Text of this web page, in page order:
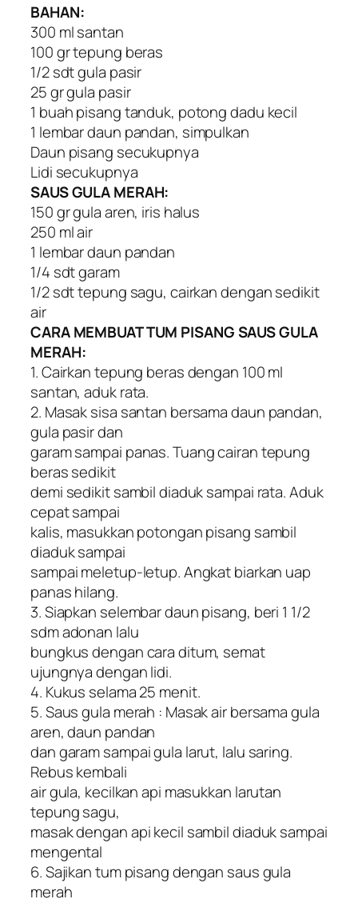
BAHAN:
300 ml santan
100 gr tepung beras
1/2 sdt gula pasir
25 gr gula pasir
1 buah pisang tanduk, potong dadu kecil
1 lembar daun pandan, simpulkan
Daun pisang secukupnya
Lidi secukupnya
SAUS GULA MERAH:
150 gr gula aren, iris halus
250 ml air
1 lembar daun pandan
1/4 sdt garam
1/2 sdt tepung sagu, cairkan dengan sedikit
air
CARA MEMBUAT TUM PISANG SAUS GULA
MERAH:
1. Cairkan tepung beras dengan 100 ml
santan, aduk rata.
2. Masak sisa santan bersama daun pandan,
gula pasir dan
garam sampai panas. Tuang cairan tepung
beras sedikit
demi sedikit sambil diaduk sampai rata. Aduk
cepat sampai
kalis, masukkan potongan pisang sambil
diaduk sampai
sampai meletup-letup. Angkat biarkan uap
panas hilang.
3. Siapkan selembar daun pisang, beri 1 1/2
sdm adonan lalu
bungkus dengan cara ditum, semat
ujungnya dengan lidi.
4. Kukus selama 25 menit.
5. Saus gula merah : Masak air bersama gula
aren, daun pandan
dan garam sampai gula larut, lalu saring.
Rebus kembali
air gula, kecilkan api masukkan larutan
tepung sagu,
masak dengan api kecil sambil diaduk sampai
mengental
6. Sajikan tum pisang dengan saus gula
merah